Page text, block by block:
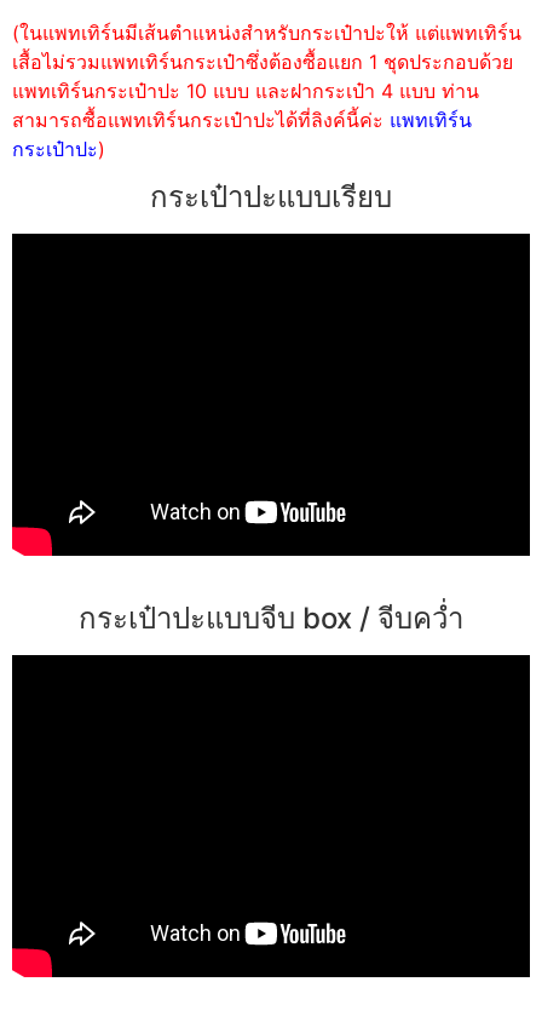
(ในแพทเทิร์นมีเส้นตำแหน่งสำหรับกระเป๋าปะให้ แต่แพทเทิร์น
เสื้อไม่รวมแพทเทิร์นกระเป๋าซึ่งต้องซื้อแยก 1 ชุดประกอบด้วย
แพทเทิร์นกระเป๋าปะ 10 แบบ และฝากระเป๋า 4 แบบ ท่าน
สามารถซื้อแพทเทิร์นกระเป๋าปะได้ที่ลิงค์นี้ค่ะ แพทเทิร์น
กระเป๋าปะ)
กระเป๋าปะแบบเรียบ
กระเป๋าปะแบบจีบ box / จีบคว่ำ